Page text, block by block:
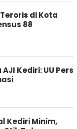
di Kota
88
Kediri: UU Pers
Kediri Minim,